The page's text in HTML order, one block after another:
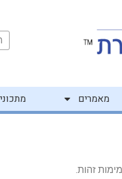
מאמרים
זהות.